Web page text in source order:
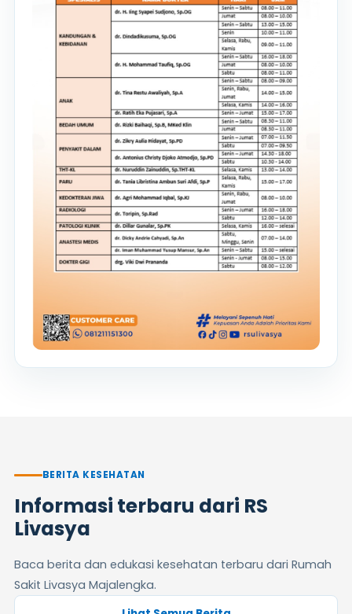
BERITA KESEHATAN
Informasi terbaru dari RS
Livasya
Baca berita dan edukasi kesehatan terbaru dari Rumah
Sakit Livasya Majalengka.